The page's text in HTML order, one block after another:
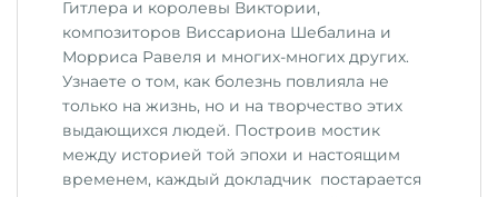
Гитлера и королевы Виктории,
композиторов Виссариона Шебалина и
Морриса Равеля и многих-многих других.
Узнаете о том, как болезнь повлияла не
только на жизнь, но и на творчество этих
выдающихся людей. Построив мостик
между историей той эпохи и настоящим
временем, каждый докладчик постарается